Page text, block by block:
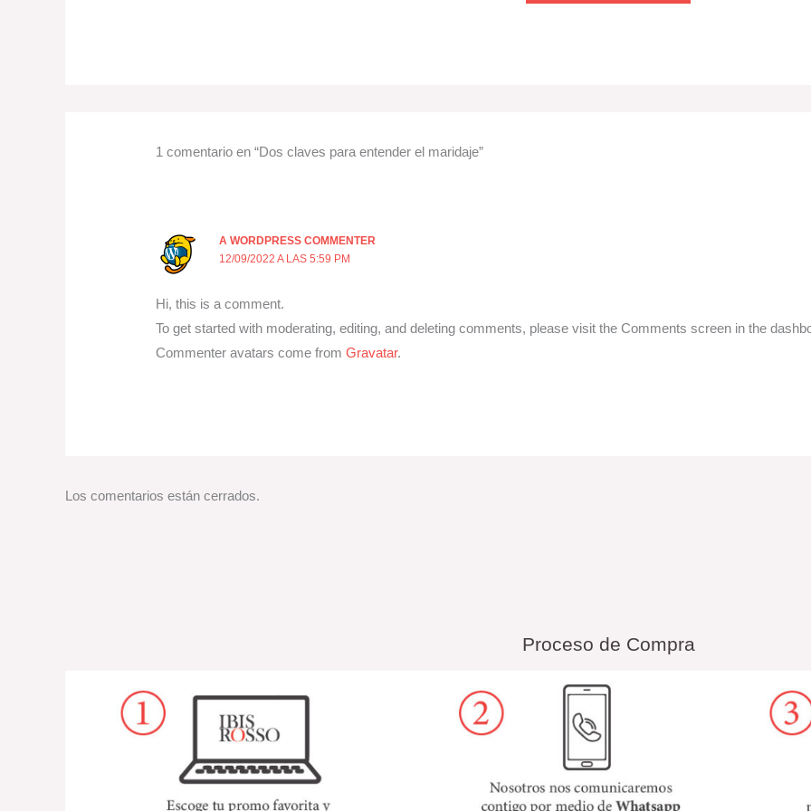
1 comentario en “Dos claves para entender el maridaje”
A WORDPRESS COMMENTER
12/09/2022 A LAS 5:59 PM
Hi, this is a comment.
To get started with moderating, editing, and deleting comments, please visit the Comments screen in the
Commenter avatars come fromGravatar.
Los comentarios están cerrados.
Proceso de Compra